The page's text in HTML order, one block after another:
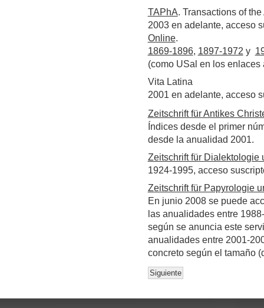
TAPhA. Transactions of
2003 en adelante, acceso
Online.
1869-1896, 1897-1972 y
(como USal en los enlaces
Vita Latina
2001 en adelante, acceso
Zeitschrift für Antikes
Índices desde el primer
desde la anualidad 2001.
Zeitschrift für Dialektologie
1924-1995, acceso
Zeitschrift für Papyrologie
En junio 2008 se puede
las anualidades entre
según se anuncia este
anualidades entre 2001-
concreto según el tamaño
Siguiente